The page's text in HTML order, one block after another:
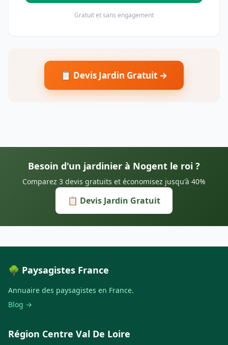
Gratuit et sans engagement
📋 Devis Jardin Gratuit →
Besoin d'un jardinier à Nogent le roi ?
Comparez 3 devis gratuits et économisez jusqu'à 40%
📋 Devis Jardin Gratuit
🌳 Paysagistes France
Annuaire des paysagistes en France.
Blog →
Région Centre Val De Loire